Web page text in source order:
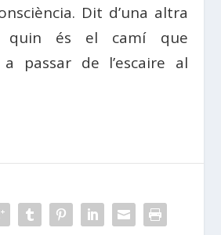
Dit d’una altra
quin és el camí que
passar de l’escaire al